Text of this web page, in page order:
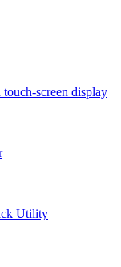
display
Utility